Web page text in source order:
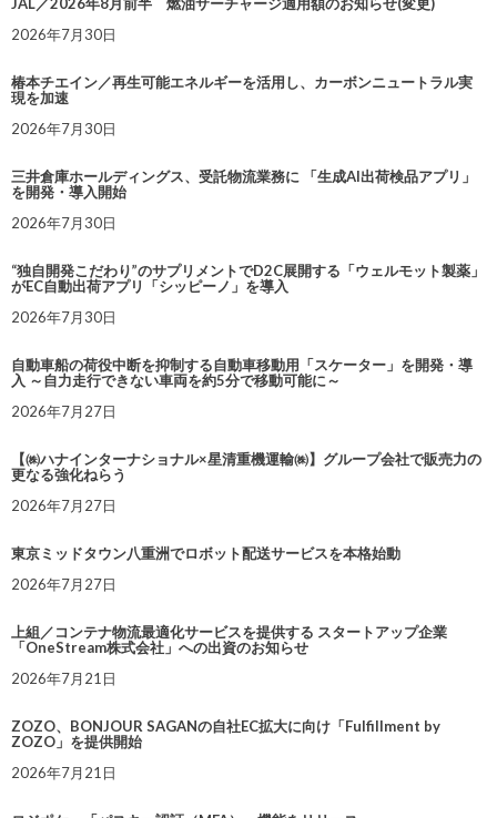
2026年7月30日
椿本チエイン／再生可能エネルギーを活用し、カーボンニュートラル実
現を加速
2026年7月30日
三井倉庫ホールディングス、受託物流業務に 「生成AI出荷検品アプリ」
を開発・導入開始
2026年7月30日
“独自開発こだわり”のサプリメントでD2C展開する「ウェルモット製薬」
がEC自動出荷アプリ「シッピーノ」を導入
2026年7月30日
自動車船の荷役中断を抑制する自動車移動用「スケーター」を開発・導
入 ～自力走行できない車両を約5分で移動可能に～
2026年7月27日
【㈱ハナインターナショナル×星清重機運輸㈱】グループ会社で販売力の
更なる強化ねらう
2026年7月27日
東京ミッドタウン八重洲でロボット配送サービスを本格始動
2026年7月27日
上組／コンテナ物流最適化サービスを提供する スタートアップ企業
「OneStream株式会社」への出資のお知らせ
2026年7月21日
ZOZO、BONJOUR SAGANの自社EC拡大に向け「Fulfillment by
ZOZO」を提供開始
2026年7月21日